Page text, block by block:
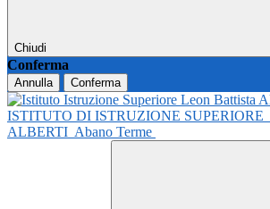
Chiudi
Conferma
Annulla Conferma
ISTITUTO DI ISTRUZIONE SUPERIORE
ALBERTI Abano Terme